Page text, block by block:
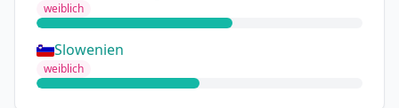
weiblich
Slowenien
weiblich